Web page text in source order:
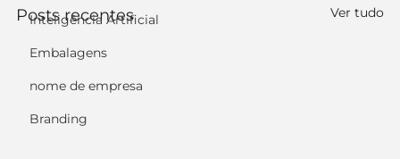
Inteligência Artificial
Embalagens
nome de empresa
Branding
Posts recentes Ver tudo